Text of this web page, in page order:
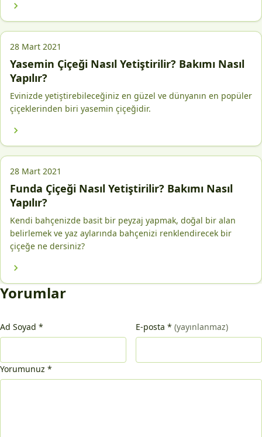
28 Mart 2021
Yasemin Çiçeği Nasıl Yetiştirilir? Bakımı Nasıl
Yapılır?
Evinizde yetiştirebileceğiniz en güzel ve dünyanın en popüler
çiçeklerinden biri yasemin çiçeğidir.
28 Mart 2021
Funda Çiçeği Nasıl Yetiştirilir? Bakımı Nasıl
Yapılır?
Kendi bahçenizde basit bir peyzaj yapmak, doğal bir alan
belirlemek ve yaz aylarında bahçenizi renklendirecek bir
çiçeğe ne dersiniz?
Yorumlar
Ad Soyad * E-posta * (yayınlanmaz)
Yorumunuz *